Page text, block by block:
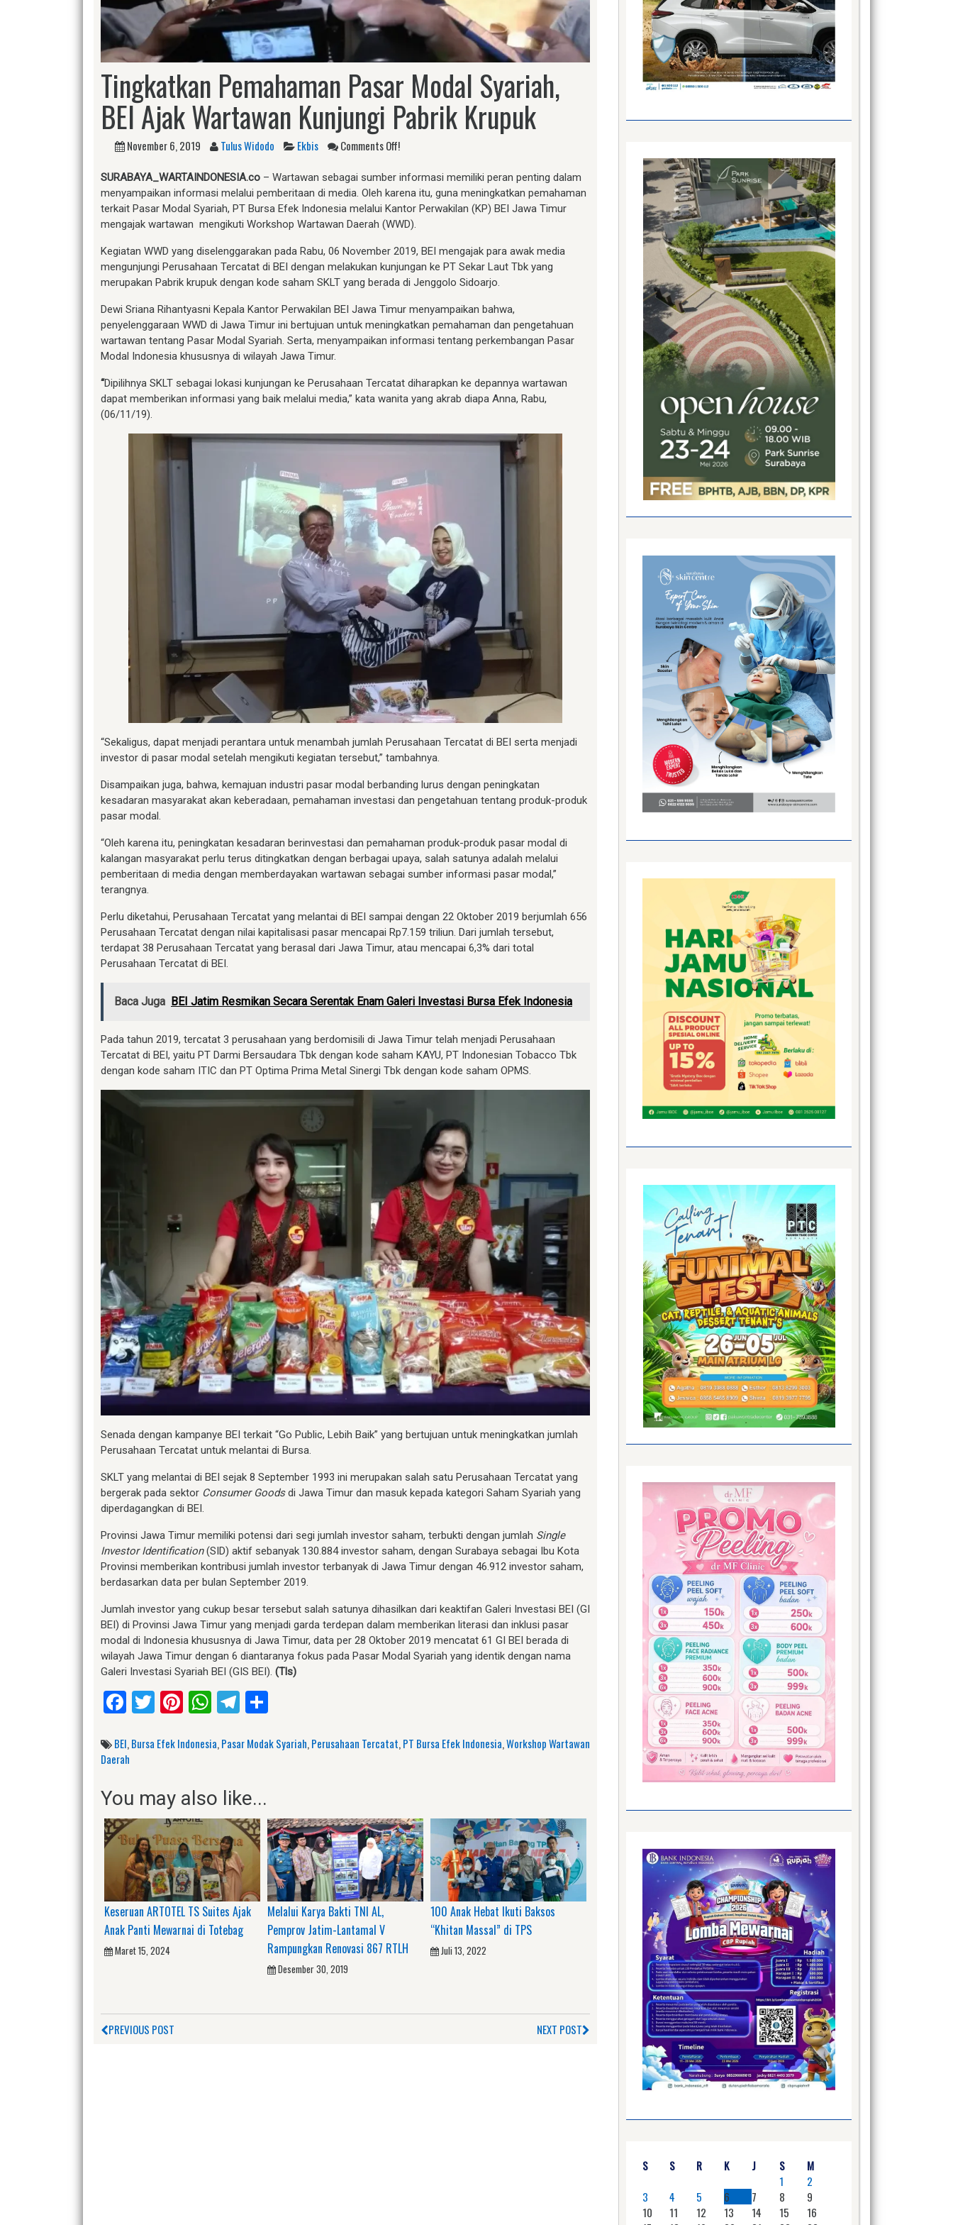
Tingkatkan Pemahaman Pasar Modal Syariah,
BEI Ajak Wartawan Kunjungi Pabrik Krupuk
November 6, 2019 Tulus Widodo Ekbis Comments Off!
SURABAYA_WARTAINDONESIA.co – Wartawan sebagai sumber informasi memiliki peran penting dalam
menyampaikan informasi melalui pemberitaan di media. Oleh karena itu, guna meningkatkan pemahaman
terkait Pasar Modal Syariah, PT Bursa Efek Indonesia melalui Kantor Perwakilan (KP) BEI Jawa Timur
mengajak wartawan mengikuti Workshop Wartawan Daerah (WWD).
Kegiatan WWD yang diselenggarakan pada Rabu, 06 November 2019, BEI mengajak para awak media
mengunjungi Perusahaan Tercatat di BEI dengan melakukan kunjungan ke PT Sekar Laut Tbk yang
merupakan Pabrik krupuk dengan kode saham SKLT yang berada di Jenggolo Sidoarjo.
Dewi Sriana Rihantyasni Kepala Kantor Perwakilan BEI Jawa Timur menyampaikan bahwa,
penyelenggaraan WWD di Jawa Timur ini bertujuan untuk meningkatkan pemahaman dan pengetahuan
wartawan tentang Pasar Modal Syariah. Serta, menyampaikan informasi tentang perkembangan Pasar
Modal Indonesia khususnya di wilayah Jawa Timur.
“Dipilihnya SKLT sebagai lokasi kunjungan ke Perusahaan Tercatat diharapkan ke depannya wartawan
dapat memberikan informasi yang baik melalui media,” kata wanita yang akrab diapa Anna, Rabu,
(06/11/19).
“Sekaligus, dapat menjadi perantara untuk menambah jumlah Perusahaan Tercatat di BEI serta menjadi
investor di pasar modal setelah mengikuti kegiatan tersebut,” tambahnya.
Disampaikan juga, bahwa, kemajuan industri pasar modal berbanding lurus dengan peningkatan
kesadaran masyarakat akan keberadaan, pemahaman investasi dan pengetahuan tentang produk-produk
pasar modal.
“Oleh karena itu, peningkatan kesadaran berinvestasi dan pemahaman produk-produk pasar modal di
kalangan masyarakat perlu terus ditingkatkan dengan berbagai upaya, salah satunya adalah melalui
pemberitaan di media dengan memberdayakan wartawan sebagai sumber informasi pasar modal,”
terangnya.
Perlu diketahui, Perusahaan Tercatat yang melantai di BEI sampai dengan 22 Oktober 2019 berjumlah 656
Perusahaan Tercatat dengan nilai kapitalisasi pasar mencapai Rp7.159 triliun. Dari jumlah tersebut,
terdapat 38 Perusahaan Tercatat yang berasal dari Jawa Timur, atau mencapai 6,3% dari total
Perusahaan Tercatat di BEI.
Baca Juga BEI Jatim Resmikan Secara Serentak Enam Galeri Investasi Bursa Efek Indonesia
Pada tahun 2019, tercatat 3 perusahaan yang berdomisili di Jawa Timur telah menjadi Perusahaan
Tercatat di BEI, yaitu PT Darmi Bersaudara Tbk dengan kode saham KAYU, PT Indonesian Tobacco Tbk
dengan kode saham ITIC dan PT Optima Prima Metal Sinergi Tbk dengan kode saham OPMS.
Senada dengan kampanye BEI terkait “Go Public, Lebih Baik” yang bertujuan untuk meningkatkan jumlah
Perusahaan Tercatat untuk melantai di Bursa.
SKLT yang melantai di BEI sejak 8 September 1993 ini merupakan salah satu Perusahaan Tercatat yang
bergerak pada sektor Consumer Goodsdi Jawa Timur dan masuk kepada kategori Saham Syariah yang
diperdagangkan di BEI.
Provinsi Jawa Timur memiliki potensi dari segi jumlah investor saham, terbukti dengan jumlah Single
Investor Identification(SID) aktif sebanyak 130.884 investor saham, dengan Surabaya sebagai Ibu Kota
Provinsi memberikan kontribusi jumlah investor terbanyak di Jawa Timur dengan 46.912 investor saham,
berdasarkan data per bulan September 2019.
Jumlah investor yang cukup besar tersebut salah satunya dihasilkan dari keaktifan Galeri Investasi BEI (GI
BEI) di Provinsi Jawa Timur yang menjadi garda terdepan dalam memberikan literasi dan inklusi pasar
modal di Indonesia khususnya di Jawa Timur, data per 28 Oktober 2019 mencatat 61 GI BEI berada di
wilayah Jawa Timur dengan 6 diantaranya fokus pada Pasar Modal Syariah yang identik dengan nama
Galeri Investasi Syariah BEI (GIS BEI). (Tls)
Facebook
Twitter
Pinterest
WhatsApp
Telegram
BEI,Bursa Efek Indonesia,Pasar Modak Syariah,Perusahaan Tercatat,PT Bursa Efek Indonesia,Workshop Wartawan
Daerah
You may also like...
Keseruan ARTOTEL TS Suites Ajak
Anak Panti Mewarnai di Totebag
Maret 15, 2024
Melalui Karya Bakti TNI AL,
Pemprov Jatim-Lantamal V
Rampungkan Renovasi 867 RTLH
Desember 30, 2019
100 Anak Hebat Ikuti Baksos
“Khitan Massal” di TPS
Juli 13, 2022
PREVIOUS POST NEXT POST
S S R K J S
M
1
2
3
4 5 6 7 8
9
10
11 12 13 14 15
16